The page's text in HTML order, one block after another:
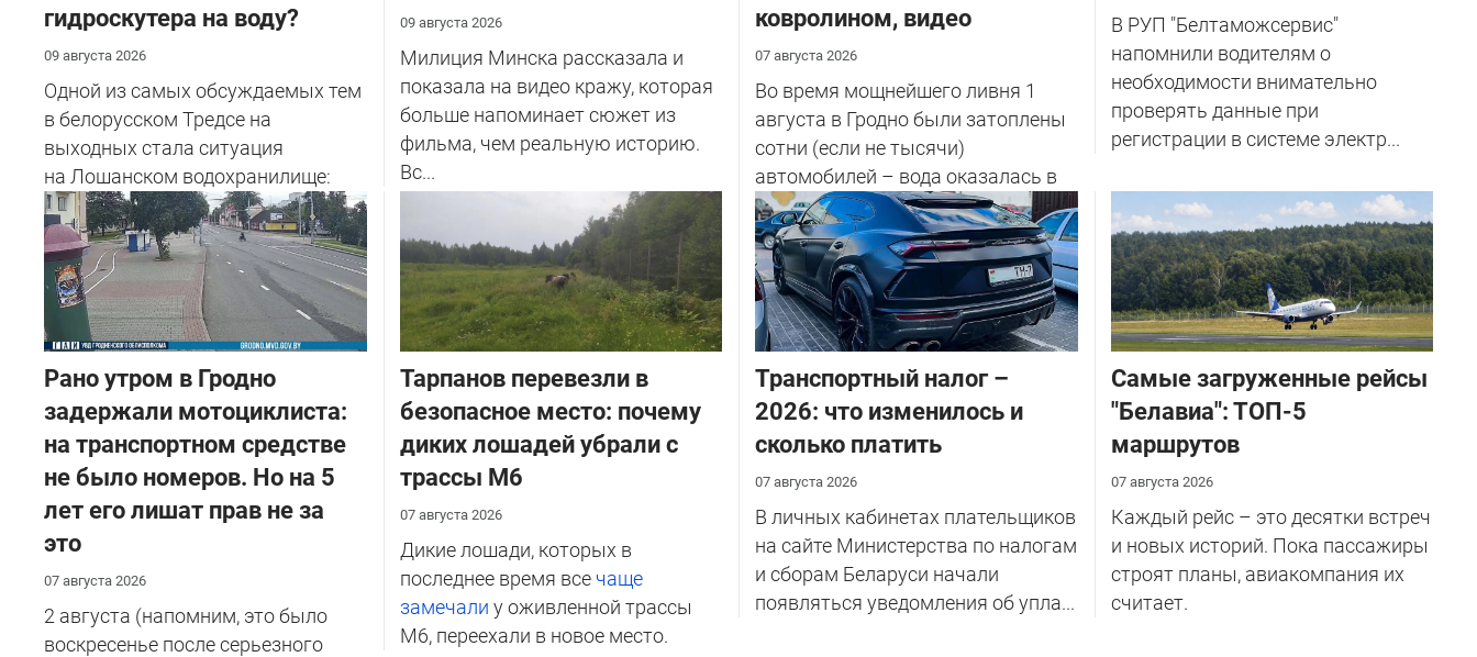
гидроскутера на воду?
09 августа 2026
Одной из самых обсуждаемых тем
в белорусском Тредсе на
выходных стала ситуация
на Лошанском водохранилище:
девушка ...
09 августа 2026
Милиция Минска рассказала и
показала на видео кражу, которая
больше напоминает сюжет из
фильма, чем реальную историю.
Вс...
ковролином, видео
07 августа 2026
Во время мощнейшего ливня 1
августа в Гродно были затоплены
сотни (если не тысячи)
автомобилей – вода оказалась в
салоне...
В РУП "Белтаможсервис"
напомнили водителям о
необходимости внимательно
проверять данные при
регистрации в системе электр...
Рано утром в Гродно
задержали мотоциклиста:
на транспортном средстве
не было номеров. Но на 5
лет его лишат прав не за
это
07 августа 2026
2 августа (напомним, это было
воскресенье после серьезного
Тарпанов перевезли в
безопасное место: почему
диких лошадей убрали с
трассы М6
07 августа 2026
Дикие лошади, которых в
последнее время все чаще
замечали у оживленной трассы
М6, переехали в новое место.
Транспортный налог –
2026: что изменилось и
сколько платить
07 августа 2026
В личных кабинетах плательщиков
на сайте Министерства по налогам
и сборам Беларуси начали
появляться уведомления об упла...
Самые загруженные рейсы
"Белавиа": ТОП-5
маршрутов
07 августа 2026
Каждый рейс – это десятки встреч
и новых историй. Пока пассажиры
строят планы, авиакомпания их
считает.